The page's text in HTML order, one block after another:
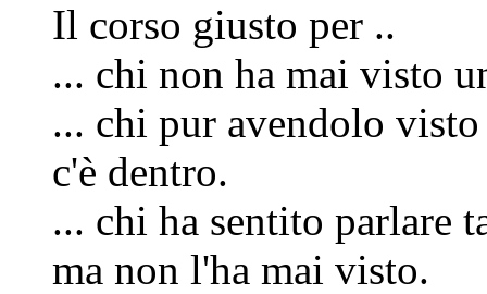
Il corso giusto per ..
... chi non ha mai visto
... chi pur avendolo visto
c'è dentro.
... chi ha sentito
ma non l'ha mai visto.